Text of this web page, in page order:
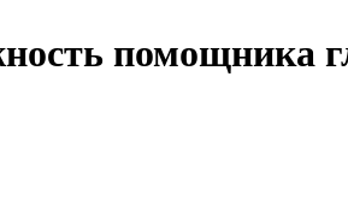
помощника